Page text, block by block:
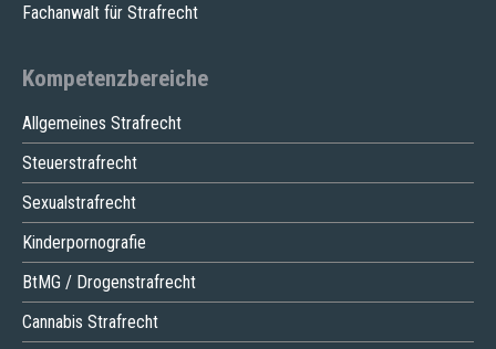
Fachanwalt für Strafrecht
Kompetenzbereiche
Allgemeines Strafrecht
Steuerstrafrecht
Sexualstrafrecht
Kinderpornografie
BtMG / Drogenstrafrecht
Cannabis Strafrecht